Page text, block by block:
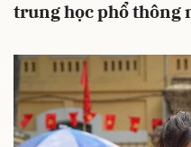
trung học phổ thông